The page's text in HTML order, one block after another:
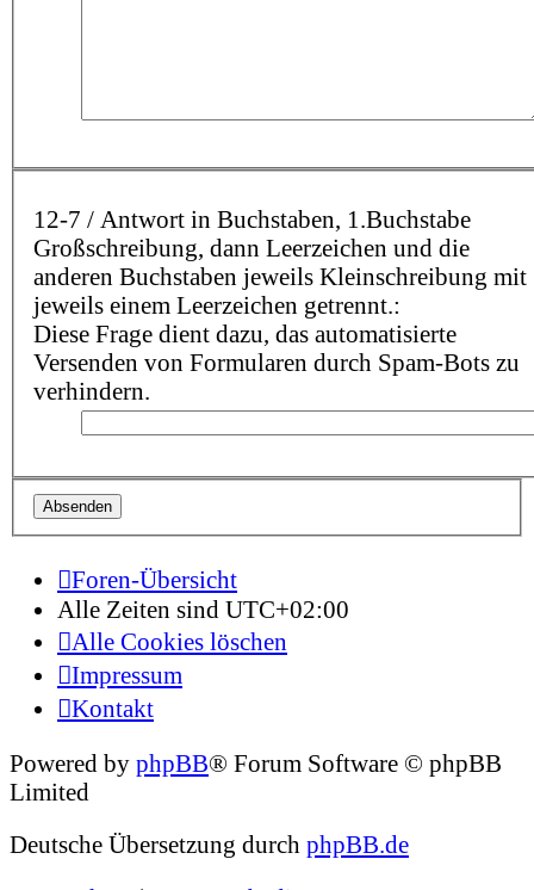
12-7 / Antwort in Buchstaben, 1.Buchstabe
Großschreibung, dann Leerzeichen und die
anderen Buchstaben jeweils Kleinschreibung mit
jeweils einem Leerzeichen getrennt.:
Diese Frage dient dazu, das automatisierte
Versenden von Formularen durch Spam-Bots zu
verhindern.
Foren-Übersicht
Alle Zeiten sind UTC+02:00
Alle Cookies löschen
Impressum
Kontakt
Powered by phpBB® Forum Software © phpBB
Limited
Deutsche Übersetzung durch phpBB.de